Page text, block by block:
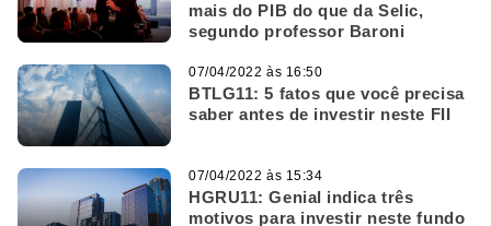
mais do PIB do que da Selic,
segundo professor Baroni
BTLG11: 5 fatos que você precisa
saber antes de investir neste FII
07/04/2022 às 16:50
HGRU11: Genial indica três
motivos para investir neste fundo
07/04/2022 às 15:34